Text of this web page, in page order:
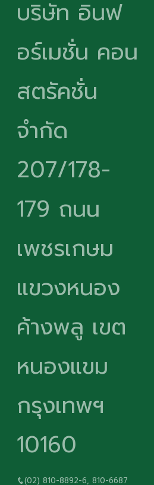
บริษัท อินฟ
อร์เมชั่น คอน
สตรัคชั่น
จำกัด
207/178-
179 ถนน
เพชรเกษม
แขวงหนอง
ค้างพลู เขต
หนองแขม
กรุงเทพฯ
10160
(02) 810-8892-6, 810-6687